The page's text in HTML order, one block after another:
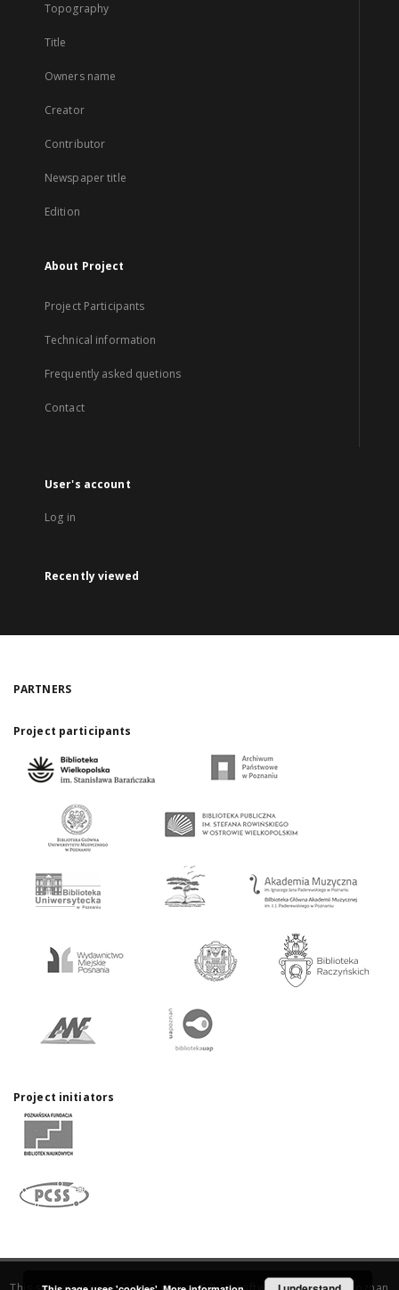
Topography
Title
Owners name
Creator
Contributor
Newspaper title
Edition
About Project
Project Participants
Technical information
Frequently asked quetions
Contact
User's account
Log in
Recently viewed
PARTNERS
Project participants
Project initiators